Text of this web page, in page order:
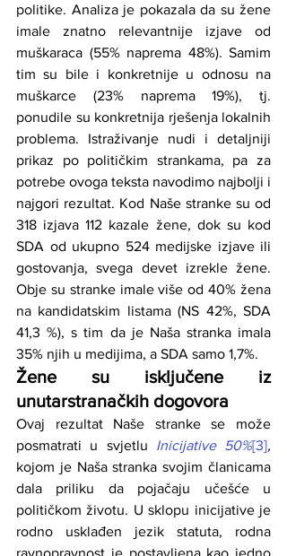
politike. Analiza je pokazala da su žene
imale znatno relevantnije izjave od
muškaraca (55% naprema 48%). Samim
tim su bile i konkretnije u odnosu na
muškarce (23% naprema 19%), tj.
ponudile su konkretnija rješenja lokalnih
problema. Istraživanje nudi i detaljniji
prikaz po političkim strankama, pa za
potrebe ovoga teksta navodimo najbolji i
najgori rezultat. Kod Naše stranke su od
318 izjava 112 kazale žene, dok su kod
SDA od ukupno 524 medijske izjave ili
gostovanja, svega devet izrekle žene.
Obje su stranke imale više od 40% žena
na kandidatskim listama (NS 42%, SDA
41,3 %), s tim da je Naša stranka imala
35% njih u medijima, a SDA samo 1,7%.
Žene su isključene iz
unutarstranačkih dogovora
Ovaj rezultat Naše stranke se može
posmatrati u svjetlu Inicijative 50%[3]
kojom je Naša stranka svojim članicama
dala priliku da pojačaju učešće u
političkom životu. U sklopu inicijative je
rodno usklađen jezik statuta, rodna
ravnopravnost je postavljena kao jedno